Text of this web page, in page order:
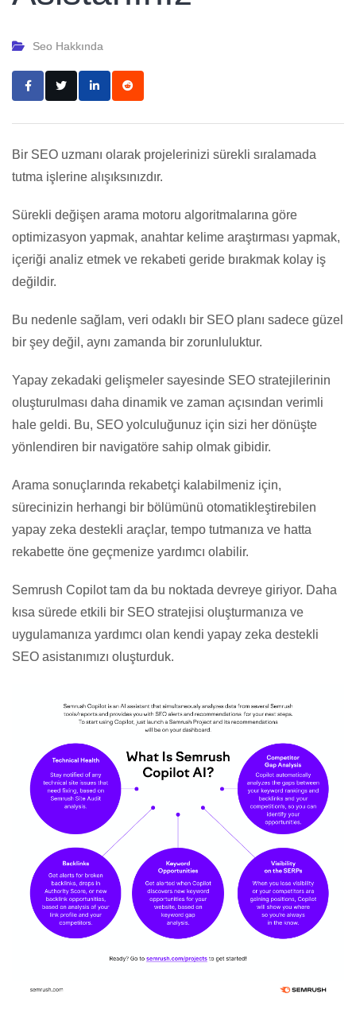
Seo Hakkında
Bir SEO uzmanı olarak projelerinizi sürekli sıralamada
tutma işlerine alışıksınızdır.
Sürekli değişen arama motoru algoritmalarına göre
optimizasyon yapmak, anahtar kelime araştırması yapmak,
içeriği analiz etmek ve rekabeti geride bırakmak kolay iş
değildir.
Bu nedenle sağlam, veri odaklı bir SEO planı sadece güzel
bir şey değil, aynı zamanda bir zorunluluktur.
Yapay zekadaki gelişmeler sayesinde SEO stratejilerinin
oluşturulması daha dinamik ve zaman açısından verimli
hale geldi. Bu, SEO yolculuğunuz için sizi her dönüşte
yönlendiren bir navigatöre sahip olmak gibidir.
Arama sonuçlarında rekabetçi kalabilmeniz için,
sürecinizin herhangi bir bölümünü otomatikleştirebilen
yapay zeka destekli araçlar, tempo tutmanıza ve hatta
rekabette öne geçmenize yardımcı olabilir.
Semrush Copilot tam da bu noktada devreye giriyor. Daha
kısa sürede etkili bir SEO stratejisi oluşturmanıza ve
uygulamanıza yardımcı olan kendi yapay zeka destekli
SEO asistanımızı oluşturduk.